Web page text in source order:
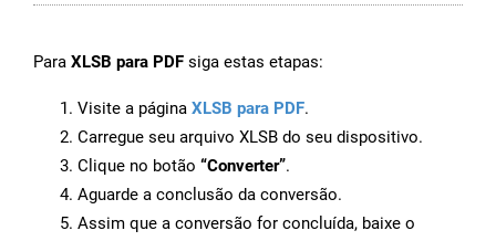
Para XLSB para PDF siga estas etapas:
Visite a página XLSB para PDF.
Carregue seu arquivo XLSB do seu dispositivo.
Clique no botão “Converter”.
Aguarde a conclusão da conversão.
Assim que a conversão for concluída, baixe o